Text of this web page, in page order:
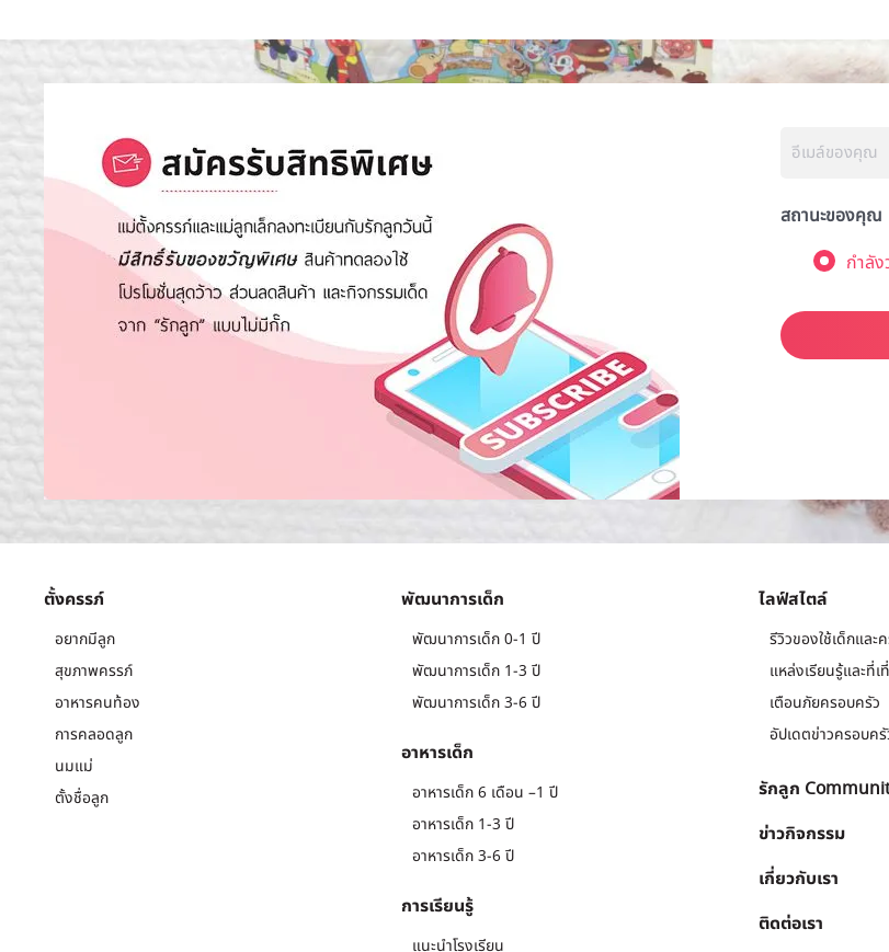
สถานะของคุณ
กำลั
ตั้งครรภ์
อยากมีลูก
สุขภาพครรภ์
อาหารคนท้อง
การคลอดลูก
นมแม่
ตั้งชื่อลูก
พัฒนาการเด็ก
พัฒนาการเด็ก 0-1 ปี
พัฒนาการเด็ก 1-3 ปี
พัฒนาการเด็ก 3-6 ปี
อาหารเด็ก
อาหารเด็ก 6 เดือน –1 ปี
อาหารเด็ก 1-3 ปี
อาหารเด็ก 3-6 ปี
การเรียนรู้
แนะนำโรงเรียน
ไลฟ์สไตล์
รีวิวของใช้เด็กและ
แหล่งเรียนรู้และที่
เตือนภัยครอบครัว
อัปเดตข่าวครอบครั
รักลูก
ข่าวกิจกรรม
เกี่ยวกับเรา
ติดต่อเรา